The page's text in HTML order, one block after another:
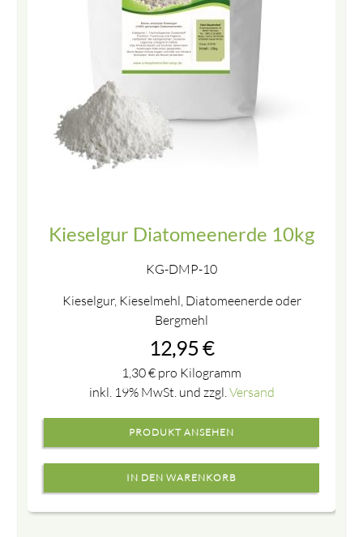
Kieselgur Diatomeenerde 10kg
KG-DMP-10
Kieselgur, Kieselmehl, Diatomeenerde oder
Bergmehl
12,95 €
1,30€ pro Kilogramm
inkl. 19% MwSt. und zzgl.Versand
PRODUKT ANSEHEN